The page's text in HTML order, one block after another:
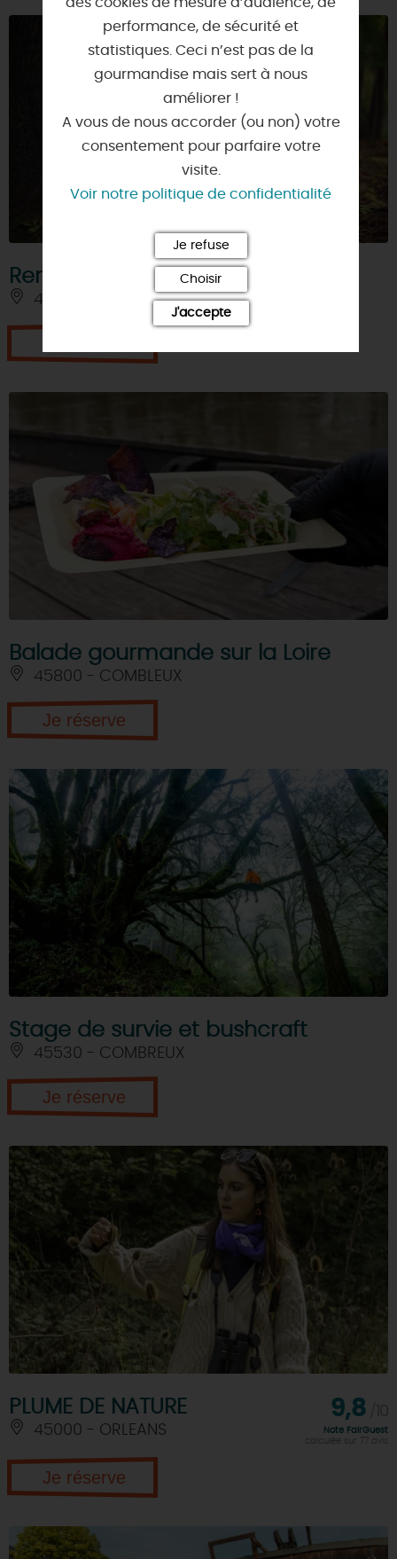
Rencontre avec les arbres
45340 - NIBELLE
Balade gourmande sur la Loire
45800 - COMBLEUX
Je réserve
Stage de survie et bushcraft
45530 - COMBREUX
Je réserve
PLUME DE NATURE
45000 - ORLEANS
9,8
Note FairGuest
calculée sur 77 avis
Je réserve
performance, de sécurité et
statistiques. Ceci n’est pas de la
gourmandise mais sert à nous
améliorer !
A vous de nous accorder (ou non) votre
consentement pour parfaire votre
visite.
Voir notre politique de confidentialité
Je refuse
Choisir
J'accepte